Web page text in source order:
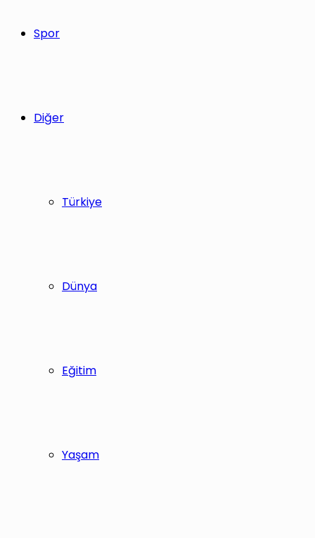
Spor
Diğer
Türkiye
Dünya
Eğitim
Yaşam